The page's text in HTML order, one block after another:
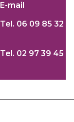
E-mail
Tel. 06 09 85 32
Tel. 02 97 39 45